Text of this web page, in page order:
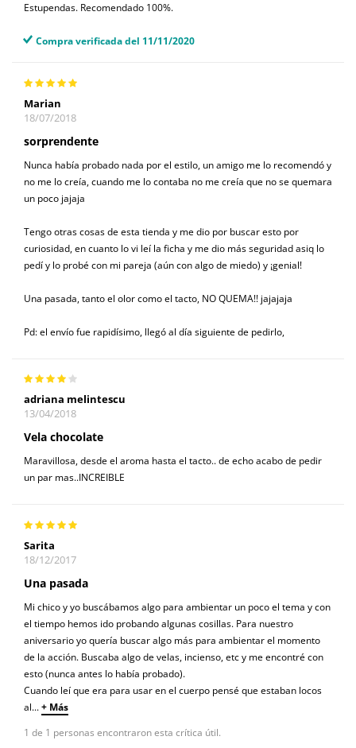
Estupendas. Recomendado 100%.
Compra verificada del 11/11/2020
Marian
18/07/2018
sorprendente
Nunca había probado nada por el estilo, un amigo me lo recomendó y
no me lo creía, cuando me lo contaba no me creía que no se quemara
un poco jajaja
Tengo otras cosas de esta tienda y me dio por buscar esto por
curiosidad, en cuanto lo vi leí la ficha y me dio más seguridad asiq lo
pedí y lo probé con mi pareja (aún con algo de miedo) y ¡genial!
Una pasada, tanto el olor como el tacto, NO QUEMA!! jajajaja
Pd: el envío fue rapidísimo, llegó al día siguiente de pedirlo,
adriana melintescu
13/04/2018
Vela chocolate
Maravillosa, desde el aroma hasta el tacto.. de echo acabo de pedir
un par mas..INCREIBLE
Sarita
18/12/2017
Una pasada
Mi chico y yo buscábamos algo para ambientar un poco el tema y con
el tiempo hemos ido probando algunas cosillas. Para nuestro
aniversario yo quería buscar algo más para ambientar el momento
de la acción. Buscaba algo de velas, incienso, etc y me encontré con
esto (nunca antes lo había probado).
Cuando leí que era para usar en el cuerpo pensé que estaban locos
al...+ Más
1 de 1 personas encontraron esta crítica útil.